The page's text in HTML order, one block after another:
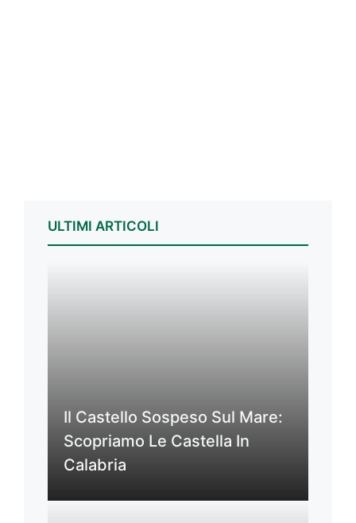
ULTIMI ARTICOLI
Il Castello Sospeso Sul Mare:
Scopriamo Le Castella In
Calabria